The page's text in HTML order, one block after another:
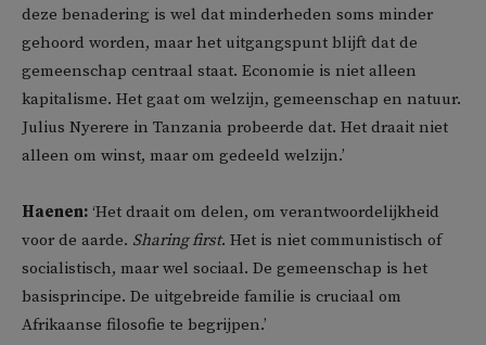
deze benadering is wel dat minderheden soms minder
gehoord worden, maar het uitgangspunt blijft dat de
gemeenschap centraal staat. Economie is niet alleen
kapitalisme. Het gaat om welzijn, gemeenschap en natuur.
Julius Nyerere in Tanzania probeerde dat. Het draait niet
alleen om winst, maar om gedeeld welzijn.’
Haenen: ‘Het draait om delen, om verantwoordelijkheid
voor de aarde. Sharing first. Het is niet communistisch of
socialistisch, maar wel sociaal. De gemeenschap is het
basisprincipe. De uitgebreide familie is cruciaal om
Afrikaanse filosofie te begrijpen.’